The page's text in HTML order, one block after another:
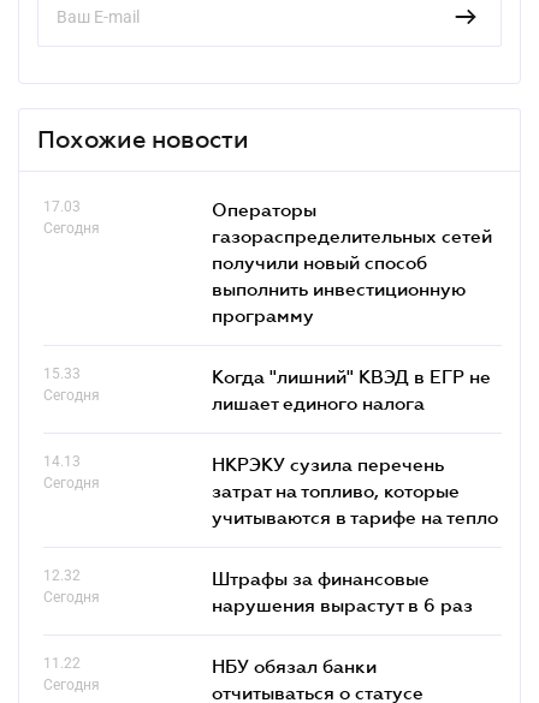
Похожие новости
17.03
Сегодня
Операторы
газораспределительных сетей
получили новый способ
выполнить инвестиционную
программу
15.33
Сегодня
Когда "лишний" КВЭД в ЕГР не
лишает единого налога
14.13
Сегодня
НКРЭКУ сузила перечень
затрат на топливо, которые
учитываются в тарифе на тепло
12.32
Сегодня
Штрафы за финансовые
нарушения вырастут в 6 раз
11.22
Сегодня
НБУ обязал банки
отчитываться о статусе